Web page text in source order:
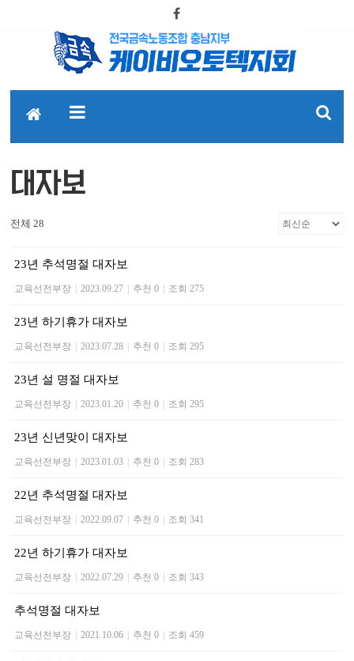
대자보
전체 28
23년 추석명절 대자보
교육선전부장 2023.09.27 추천 0 조회 275
23년 하기휴가 대자보
교육선전부장 2023.07.28 추천 0 조회 295
23년 설 명절 대자보
교육선전부장 2023.01.20 추천 0 조회 295
23년 신년맞이 대자보
교육선전부장 2023.01.03 추천 0 조회 283
22년 추석명절 대자보
교육선전부장 2022.09.07 추천 0 조회 341
22년 하기휴가 대자보
교육선전부장 2022.07.29 추천 0 조회 343
추석명절 대자보
교육선전부장 2021.10.06 추천 0 조회 459